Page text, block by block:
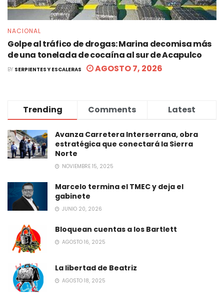
NACIONAL
Golpe al tráfico de drogas: Marina decomisa más
de una tonelada de cocaína al sur de Acapulco
BY SERPIENTES Y ESCALERAS AGOSTO 7, 2026
Trending Comments Latest
Avanza Carretera Interserrana, obra
estratégica que conectará la Sierra
Norte
NOVIEMBRE 15, 2025
Marcelo termina el TMEC y deja el
gabinete
JUNIO 20, 2026
Bloquean cuentas a los Bartlett
AGOSTO 16, 2025
La libertad de Beatriz
AGOSTO 18, 2025